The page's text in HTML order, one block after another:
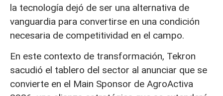
la tecnología dejó de ser una alternativa de
vanguardia para convertirse en una condición
necesaria de competitividad en el campo.
En este contexto de transformación, Tekron
sacudió el tablero del sector al anunciar que se
convierte en el Main Sponsor de AgroActiva